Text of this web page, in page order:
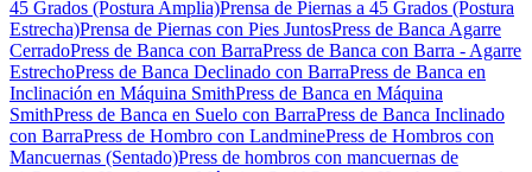
45 Grados (Postura Amplia)Prensa de Piernas a 45 Grados (Postura
Estrecha)Prensa de Piernas con Pies JuntosPress de Banca Agarre
CerradoPress de Banca con BarraPress de Banca con Barra - Agarre
EstrechoPress de Banca Declinado con BarraPress de Banca en
Inclinación en Máquina SmithPress de Banca en Máquina
SmithPress de Banca en Suelo con BarraPress de Banca Inclinado
con BarraPress de Hombro con LandminePress de Hombros con
Mancuernas (Sentado)Press de hombros con mancuernas de